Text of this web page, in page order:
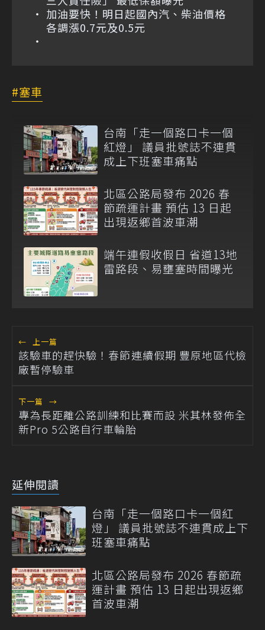
加油要快！明日起國內汽、柴油價格
各調漲0.7元及0.5元
塞車
台南「走一個路口卡一個
紅燈」 議員批號誌不連貫
成上下班塞車痛點
北區公路局發布 2026 春
節疏運計畫 預估 13 日起
出現返鄉首波車潮
端午連假收假日 省道13地
雷路段、易壅塞時間曝光
← 上一篇
該驗車的趕快驗！春節連續假期 豐原地區代檢
廠暫停驗車
下一篇 →
專為長距離公路訓練和比賽而設 米其林發佈全
新Pro 5公路自行車輪胎
延伸閱讀
台南「走一個路口卡一個紅
燈」 議員批號誌不連貫成上下
班塞車痛點
北區公路局發布 2026 春節疏
運計畫 預估 13 日起出現返鄉
首波車潮